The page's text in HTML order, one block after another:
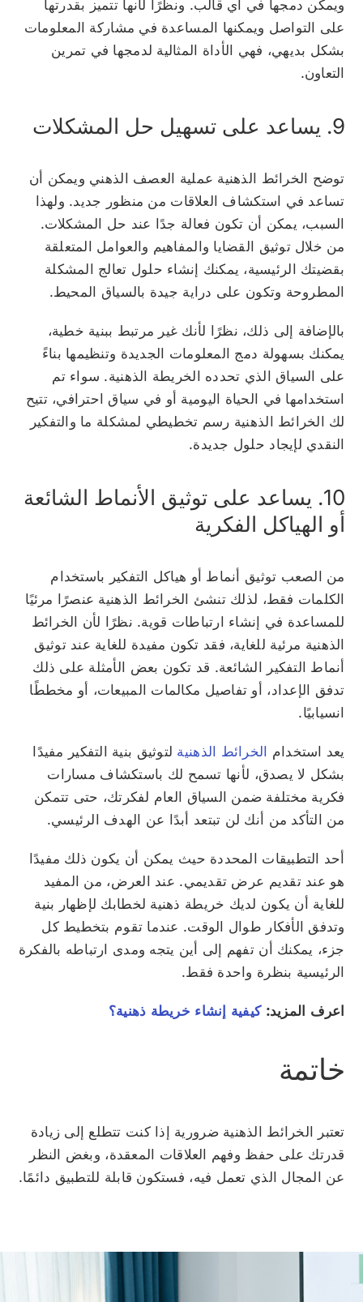
ويمكن دمجها في أي قالب. ونظرًا لأنها تتميز بقدرتها
على التواصل ويمكنها المساعدة في مشاركة المعلومات
بشكل بديهي، فهي الأداة المثالية لدمجها في تمرين
التعاون.
9. يساعد على تسهيل حل المشكلات
توضح الخرائط الذهنية عملية العصف الذهني ويمكن أن
تساعد في استكشاف العلاقات من منظور جديد. ولهذا
السبب، يمكن أن تكون فعالة جدًا عند حل المشكلات.
من خلال توثيق القضايا والمفاهيم والعوامل المتعلقة
بقضيتك الرئيسية، يمكنك إنشاء حلول تعالج المشكلة
المطروحة وتكون على دراية جيدة بالسياق المحيط.
بالإضافة إلى ذلك، نظرًا لأنك غير مرتبط ببنية خطية،
يمكنك بسهولة دمج المعلومات الجديدة وتنظيمها بناءً
على السياق الذي تحدده الخريطة الذهنية. سواء تم
استخدامها في الحياة اليومية أو في سياق احترافي، تتيح
لك الخرائط الذهنية رسم تخطيطي لمشكلة ما والتفكير
النقدي لإيجاد حلول جديدة.
10. يساعد على توثيق الأنماط الشائعة
أو الهياكل الفكرية
من الصعب توثيق أنماط أو هياكل التفكير باستخدام
الكلمات فقط، لذلك تنشئ الخرائط الذهنية عنصرًا مرئيًا
للمساعدة في إنشاء ارتباطات قوية. نظرًا لأن الخرائط
الذهنية مرئية للغاية، فقد تكون مفيدة للغاية عند توثيق
أنماط التفكير الشائعة. قد تكون بعض الأمثلة على ذلك
تدفق الإعداد، أو تفاصيل مكالمات المبيعات، أو مخططًا
انسيابيًا.
يعد استخدام الخرائط الذهنية لتوثيق بنية التفكير مفيدًا
بشكل لا يصدق، لأنها تسمح لك باستكشاف مسارات
فكرية مختلفة ضمن السياق العام لفكرتك، حتى تتمكن
من التأكد من أنك لن تبتعد أبدًا عن الهدف الرئيسي.
أحد التطبيقات المحددة حيث يمكن أن يكون ذلك مفيدًا
هو عند تقديم عرض تقديمي. عند العرض، من المفيد
للغاية أن يكون لديك خريطة ذهنية لخطابك لإظهار بنية
وتدفق الأفكار طوال الوقت. عندما تقوم بتخطيط كل
جزء، يمكنك أن تفهم إلى أين يتجه ومدى ارتباطه بالفكرة
الرئيسية بنظرة واحدة فقط.
اعرف المزيد:كيفية إنشاء خريطة ذهنية؟
خاتمة
تعتبر الخرائط الذهنية ضرورية إذا كنت تتطلع إلى زيادة
قدرتك على حفظ وفهم العلاقات المعقدة، وبغض النظر
عن المجال الذي تعمل فيه، فستكون قابلة للتطبيق دائمًا.